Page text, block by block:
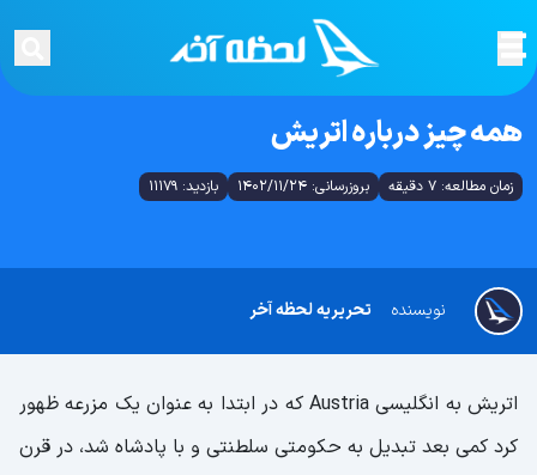
همه چیز درباره اتریش
زمان مطالعه: 7 دقیقه بروزرسانی: 1402/11/24 بازدید: 11179
تحریریه لحظه آخر نویسنده
اتریش به انگلیسی Austria که در ابتدا به عنوان یک مزرعه ظهور
کرد کمی بعد تبدیل به حکومتی سلطنتی و با پادشاه شد، در قرن